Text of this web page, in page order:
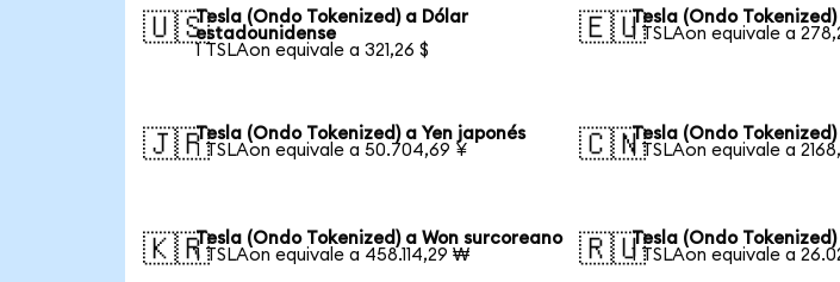
🇺🇸Tesla (Ondo Tokenized) a Dólar
estadounidense
1 TSLAon equivale a 321,26 $
🇪🇺Tesla (Ondo Tokenized)
1 TSLAon equivale a
🇯🇵Tesla (Ondo Tokenized) a Yen japonés
1 TSLAon equivale a 50.704,69 ¥
🇨🇳Tesla (Ondo
1 TSLAon equivale a
🇰🇷Tesla (Ondo Tokenized) a Won surcoreano
1 TSLAon equivale a 458.114,29 ₩
🇷🇺Tesla (Ondo
1 TSLAon equivale a